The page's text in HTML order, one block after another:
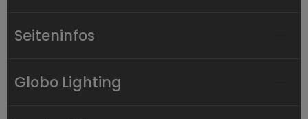
Seiteninfos
Globo Lighting